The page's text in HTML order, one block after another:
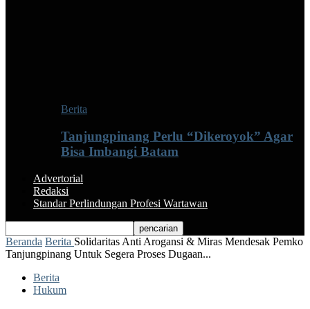
Berita
Tanjungpinang Perlu “Dikeroyok” Agar
Bisa Imbangi Batam
Advertorial
Redaksi
Standar Perlindungan Profesi Wartawan
Beranda Berita Solidaritas Anti Arogansi & Miras Mendesak Pemko
Tanjungpinang Untuk Segera Proses Dugaan...
Berita
Hukum